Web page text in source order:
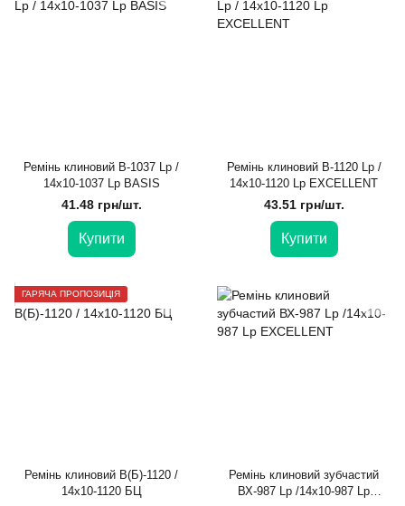
Ремінь клиновий В-1037 Lp /
14х10-1037 Lp BASIS
41.48 грн/шт.
Купити
Ремінь клиновий В-1120 Lp /
14х10-1120 Lp EXCELLENT
43.51 грн/шт.
Купити
ГАРЯЧА ПРОПОЗИЦІЯ
Ремінь клиновий В(Б)-1120 /
14х10-1120 БЦ
Ремінь клиновий зубчастий
ВХ-987 Lp /14x10-987 Lp